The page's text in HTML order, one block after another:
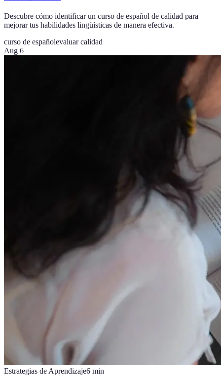
Descubre cómo identificar un curso de español de calidad para
mejorar tus habilidades lingüísticas de manera efectiva.
curso de españolevaluar calidad
Aug 6
Estrategias de Aprendizaje6 min